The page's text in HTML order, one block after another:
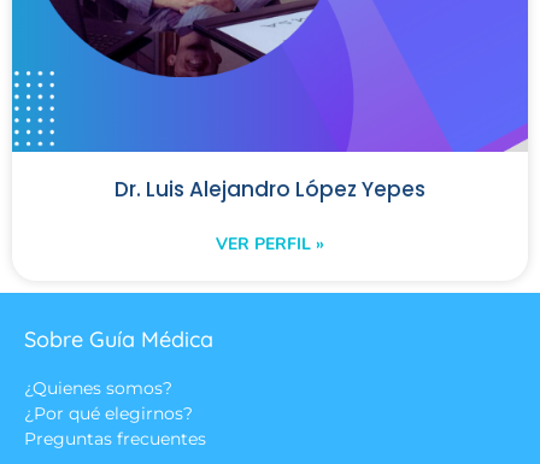
Dr. Luis Alejandro López Yepes
VER PERFIL »
Sobre Guía Médica
¿Quienes somos?
¿Por qué elegirnos?
Preguntas frecuentes